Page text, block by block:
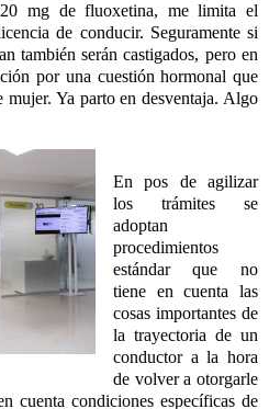
mg de fluoxetina, me limita el
de conducir. Seguramente si
también serán castigados, pero en
por una cuestión hormonal que
Ya parto en desventaja. Algo
En pos de agilizar
los trámites se
adoptan
procedimientos
estándar que no
tiene en cuenta las
cosas importantes de
la trayectoria de un
conductor a la hora
de volver a otorgarle
cuenta condiciones específicas de